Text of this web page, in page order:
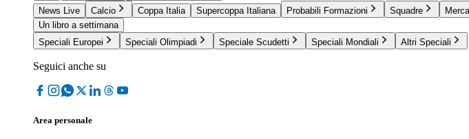
News Live
Calcio Coppa Italia Supercoppa Italiana Probabili Formazioni Squadre
Un libro a settimana
Speciali Europei
Speciali Olimpiadi Speciale Scudetti Speciali Mondiali Altri Speciali
Seguici anche su
Area personale